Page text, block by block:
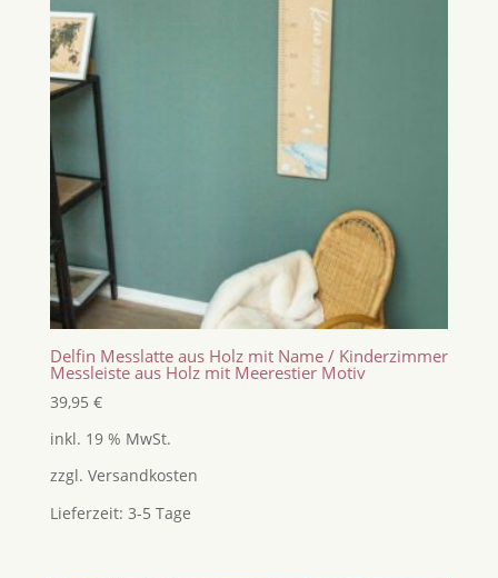
Delfin Messlatte aus Holz mit Name / Kinderzimmer
Messleiste aus Holz mit Meerestier Motiv
39,95 €
inkl. 19 % MwSt.
zzgl. Versandkosten
Lieferzeit: 3-5 Tage